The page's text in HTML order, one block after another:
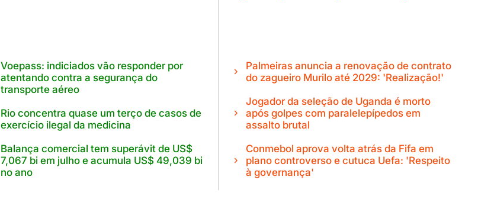
Voepass: indiciados vão responder por
atentando contra a segurança do
transporte aéreo
Rio concentra quase um terço de casos de
exercício ilegal da medicina
Balança comercial tem superávit de US$
7,067 bi em julho e acumula US$ 49,039 bi
no ano
Palmeiras anuncia a renovação de contrato
do zagueiro Murilo até 2029: 'Realização!'
Jogador da seleção de Uganda é morto
após golpes com paralelepípedos em
assalto brutal
Conmebol aprova volta atrás da Fifa em
plano controverso e cutuca Uefa: 'Respeito
à governança'